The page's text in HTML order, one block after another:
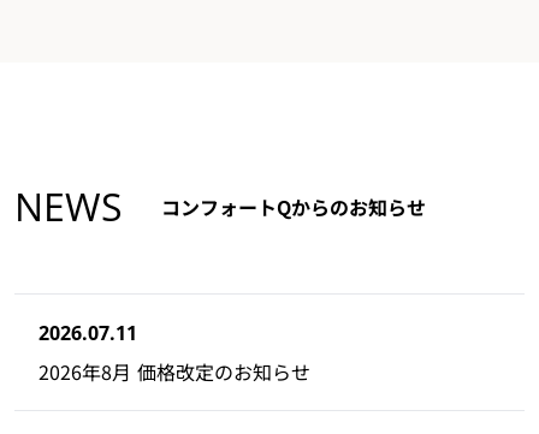
NEWS コンフォートQからのお知らせ
2026.07.11
2026年8月 価格改定のお知らせ